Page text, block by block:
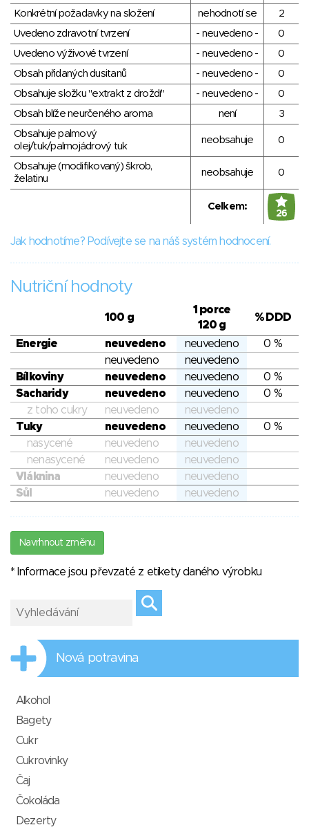
Konkrétní požadavky na složení
nehodnotí se
2
Uvedeno zdravotní tvrzení
- neuvedeno -
0
Uvedeno výživové tvrzení
- neuvedeno -
0
Obsah přidaných dusitanů
- neuvedeno -
0
Obsahuje složku "extrakt z droždí"
- neuvedeno -
0
Obsah blíže neurčeného aroma
není
3
Obsahuje palmový
olej/tuk/palmojádrový tuk
neobsahuje 0
Obsahuje (modifikovaný) škrob,
želatinu
neobsahuje 0
Celkem:
26
Jak hodnotíme? Podívejte se na náš systém hodnocení.
Nutriční hodnoty
100 g
1 porce
120 g
% DDD
Energie neuvedeno neuvedeno
0 %
neuvedeno
neuvedeno
Bílkoviny
neuvedeno neuvedeno
0 %
Sacharidy
neuvedeno neuvedeno
0 %
z toho cukry
neuvedeno
neuvedeno
Tuky
neuvedeno neuvedeno
0 %
nasycené
neuvedeno
neuvedeno
nenasycené
neuvedeno
neuvedeno
Vláknina
neuvedeno
neuvedeno
Sůl
neuvedeno neuvedeno
Navrhnout změnu
* Informace jsou převzaté z etikety daného výrobku
Nová potravina
Alkohol
Bagety
Cukr
Cukrovinky
Čaj
Čokoláda
Dezerty